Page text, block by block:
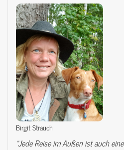
Birgit Strauch
"Jede Reise im Außen ist auch